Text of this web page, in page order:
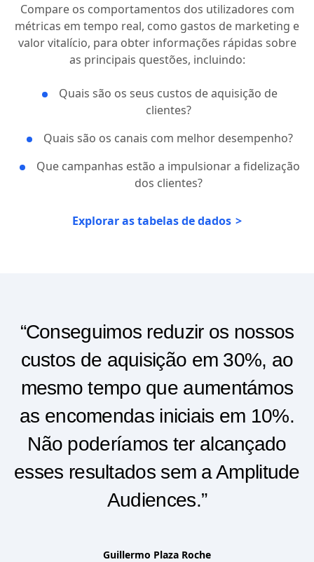
Compare os comportamentos dos utilizadores com
métricas em tempo real, como gastos de marketing e
valor vitalício, para obter informações rápidas sobre
as principais questões, incluindo:
Quais são os seus custos de aquisição de
clientes?
Quais são os canais com melhor desempenho?
Que campanhas estão a impulsionar a fidelização
dos clientes?
Explorar as tabelas de dados
“Conseguimos reduzir os nossos
custos de aquisição em 30%, ao
mesmo tempo que aumentámos
as encomendas iniciais em 10%.
Não poderíamos ter alcançado
esses resultados sem a Amplitude
Audiences.”
Guillermo Plaza Roche